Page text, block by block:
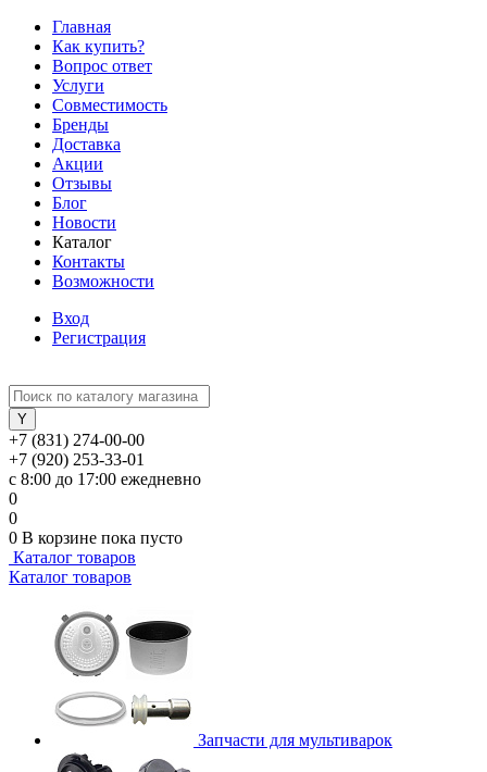
Главная
Как купить?
Вопрос ответ
Услуги
Совместимость
Бренды
Доставка
Акции
Отзывы
Блог
Новости
Каталог
Контакты
Возможности
Вход
Регистрация
+7 (831) 274-00-00
+7 (920) 253-33-01
с 8:00 до 17:00 ежедневно
0
0
0 В корзине пока пусто
Каталог товаров
Каталог товаров
Запчасти для мультиварок